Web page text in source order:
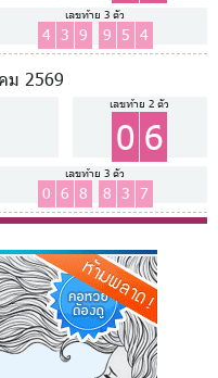
เลขท้าย 3 ตัว
4 3 9 9 5 4
ม 2569
เลขท้าย 2 ตัว
0 6
เลขท้าย 3 ตัว
0 6 8 8 3 7